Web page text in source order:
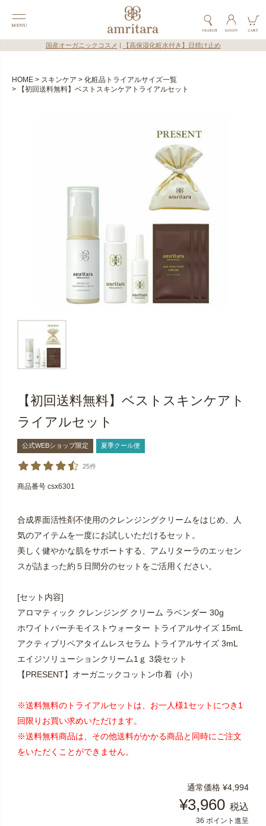
国産オーガニックコスメ 【高保湿化粧水付き】日焼け止め
HOME スキンケア
化粧品トライアルサイズ一覧
【初回送料無料】ベストスキンケアトライアルセット
【初回送料無料】ベストスキンケアト
ライアルセット
公式WEBショップ限定 夏季クール便
25件
商品番号 csx6301
合成界面活性剤不使用のクレンジングクリームをはじめ、人
気のアイテムを一度にお試しいただけるセット。
美しく健やかな肌をサポートする、アムリターラのエッセン
スが詰まった約５日間分のセットをご活用ください。
[セット内容]
アロマティック クレンジング クリーム ラベンダー 30g
ホワイトバーチモイストウォーター トライアルサイズ 15mL
アクティブリペアタイムレスセラム トライアルサイズ 3mL
エイジソリューションクリーム1ｇ 3袋セット
【PRESENT】オーガニックコットン巾着（小）
※送料無料のトライアルセットは、お一人様1セットにつき1
回限りお買い求めいただけます。
※送料無料商品は、その他送料がかかる商品と同時にご注文
をいただくことができません。
通常価格 ¥4,994
¥3,960 税込
36 ポイント進呈